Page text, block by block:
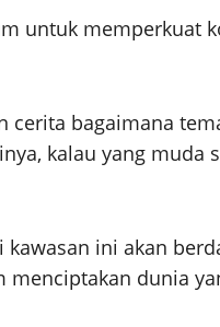
untuk memperkuat
cerita bagaimana
kalau yang muda
ini akan
menciptakan dunia